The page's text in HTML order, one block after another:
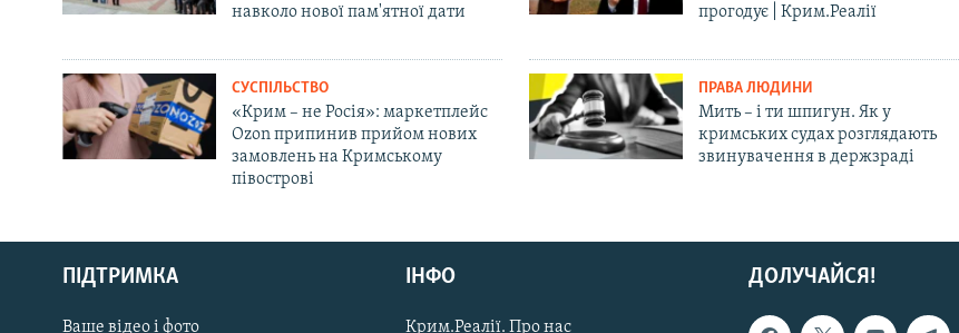
Русский
Qırımtatar
навколо нової пам'ятної дати
прогодує | Крим.Реалії
СУСПІЛЬСТВО
«Крим – не Росія»: маркетплейс
Ozon припинив прийом нових
замовлень на Кримському
півострові
ПРАВА ЛЮДИНИ
Мить – і ти шпигун. Як у
кримських судах розглядають
звинувачення в держзраді
ДОЛУЧАЙСЯ!
ПІДТРИМКА
Ваше відео і фото
ІНФО
Крим.Реалії. Про нас